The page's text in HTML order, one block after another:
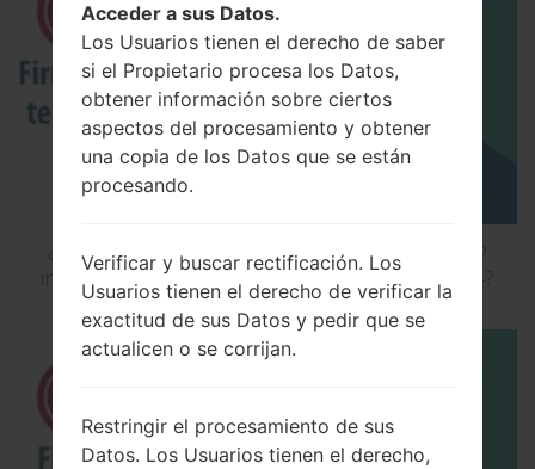
¿Cómo instalar Firmware Oficial en el teléfono
inteligente de LG mediante LG Flash Tool 2014?
Acceder a sus Datos.
Los Usuarios tienen el derecho de saber
si el Propietario procesa los Datos,
obtener información sobre ciertos
aspectos del procesamiento y obtener
una copia de los Datos que se están
procesando.
Verificar y buscar rectificación. Los
Usuarios tienen el derecho de verificar la
exactitud de sus Datos y pedir que se
actualicen o se corrijan.
Restringir el procesamiento de sus
Datos. Los Usuarios tienen el derecho,